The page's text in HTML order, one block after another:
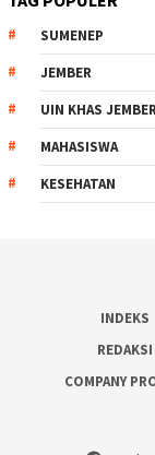
SUMENEP
JEMBER
UIN KHAS
MAHASISWA
KESEHATAN
INDEKS
REDAKSI
COMPANY